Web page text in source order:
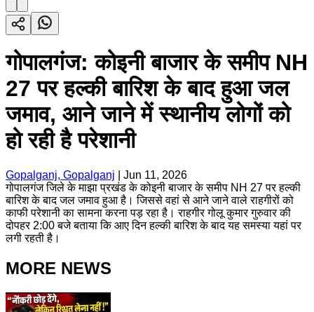
गोपालगंज: कोइनी बाजार के समीप NH
27 पर हल्की बारिश के बाद हुआ जल
जमाव, आने जाने में स्थानीय लोगों को
हो रही है परेशानी
Gopalganj, Gopalganj
Jun 11, 2026
गोपालगंज जिले के माझा प्रखंड के कोइनी बाजार के समीप NH 27 पर हल्की
बारिश के बाद जल जमाव हुआ है। जिससे वहां से आने जाने वाले राहगीरों को
काफी परेशानी का सामना करना पड़ रहा है। राहगीर गोलू कुमार गुरुवार की
दोपहर 2:00 बजे बताया कि आए दिन हल्की बारिश के बाद यह समस्या यहां पर
लगी रहती है।
MORE NEWS